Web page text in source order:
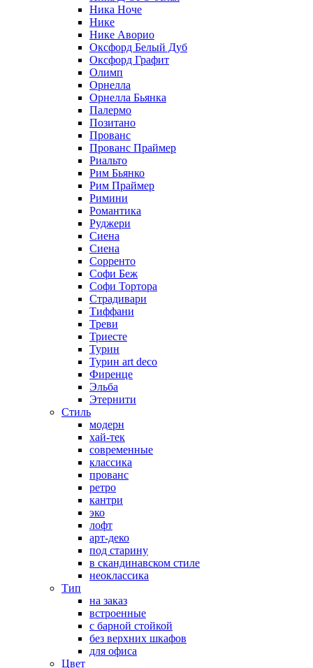
Ника Ноче
Нике
Нике Аворио
Оксфорд Белый Дуб
Оксфорд Графит
Олимп
Орнелла
Орнелла Бьянка
Палермо
Позитано
Прованс
Прованс Праймер
Риальто
Рим Бьянко
Рим Праймер
Римини
Романтика
Руджери
Сиена
Сиена
Сорренто
Софи Беж
Софи Тортора
Страдивари
Тиффани
Треви
Триесте
Турин
Турин art deco
Фиренце
Эльба
Этернити
Стиль
модерн
хай-тек
современные
классика
прованс
ретро
кантри
эко
лофт
арт-деко
под старину
в скандинавском стиле
неоклассика
Тип
на заказ
встроенные
с барной стойкой
без верхних шкафов
для офиса
Цвет